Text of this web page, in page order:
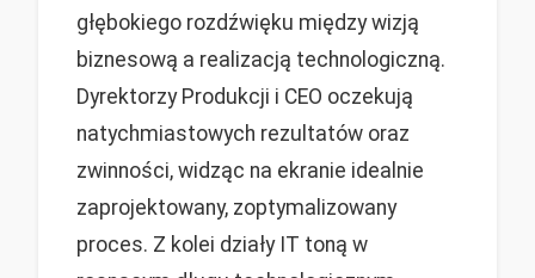
głębokiego rozdźwięku między wizją
biznesową a realizacją technologiczną.
Dyrektorzy Produkcji i CEO oczekują
natychmiastowych rezultatów oraz
zwinności, widząc na ekranie idealnie
zaprojektowany, zoptymalizowany
proces. Z kolei działy IT toną w